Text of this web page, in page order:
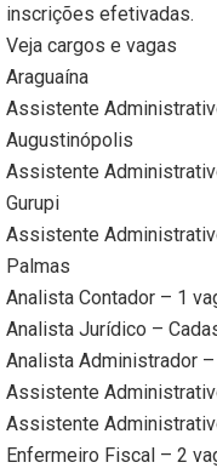
inscrições efetivadas.
Veja cargos e vagas
Araguaína
Assistente
Augustinópolis
Assistente
Gurupi
Assistente
Palmas
Analista Contador – 1
Analista Jurídico –
Analista Administrador
Assistente
Assistente
Enfermeiro Fiscal – 2